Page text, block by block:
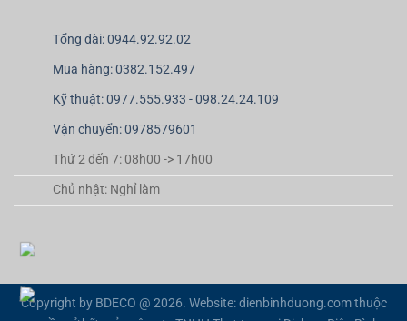
Tổng đài: 0944.92.92.02
Mua hàng: 0382.152.497
Kỹ thuật: 0977.555.933 - 098.24.24.109
Vận chuyển: 0978579601
Thứ 2 đến 7: 08h00 -> 17h00
Chủ nhật: Nghỉ làm
Copyright by BDECO @ 2026. Website: dienbinhduong.com thuộc